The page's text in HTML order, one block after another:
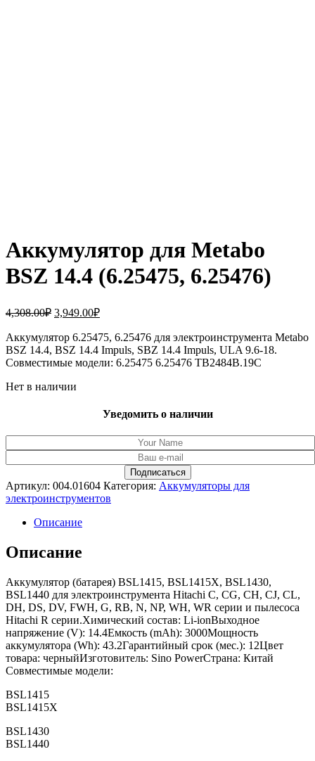
Аккумулятор для Metabo
BSZ 14.4 (6.25475, 6.25476)
4,308.00₽ Первоначальная
составляла
4,308.00₽.
3,949.00₽Текущая
3,949.00₽.
Аккумулятор 6.25475, 6.25476 для электроинструмента Metabo
BSZ 14.4, BSZ 14.4 Impuls, SBZ 14.4 Impuls, ULA 9.6-18.
Совместимые модели: 6.25475 6.25476 TB2484B.19C
Нет в наличии
Уведомить о наличии
Артикул: 004.01604 Категория: Аккумуляторы для
электроинструментов
Описание
Описание
Аккумулятор (батарея) BSL1415, BSL1415X, BSL1430,
BSL1440 для электроинструмента Hitachi C, CG, CH, CJ, CL,
DH, DS, DV, FWH, G, RB, N, NP, WH, WR серии и пылесоса
Hitachi R серии.Химический состав: Li-ionВыходное
напряжение (V): 14.4Емкость (mAh): 3000Мощность
аккумулятора (Wh): 43.2Гарантийный срок (мес.): 12Цвет
товара: черныйИзготовитель: Sino PowerСтрана: Китай
Совместимые модели:
BSL1415
BSL1415X
BSL1430
BSL1440